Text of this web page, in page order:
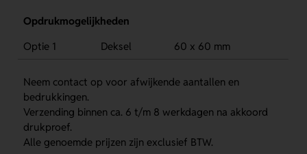
Opdrukmogelijkheden
Optie 1
Deksel 60 x 60 mm
Neem contact op voor afwijkende aantallen en
bedrukkingen.
Verzending binnen ca. 6 t/m 8 werkdagen na akkoord
drukproef.
Alle genoemde prijzen zijn exclusief BTW.